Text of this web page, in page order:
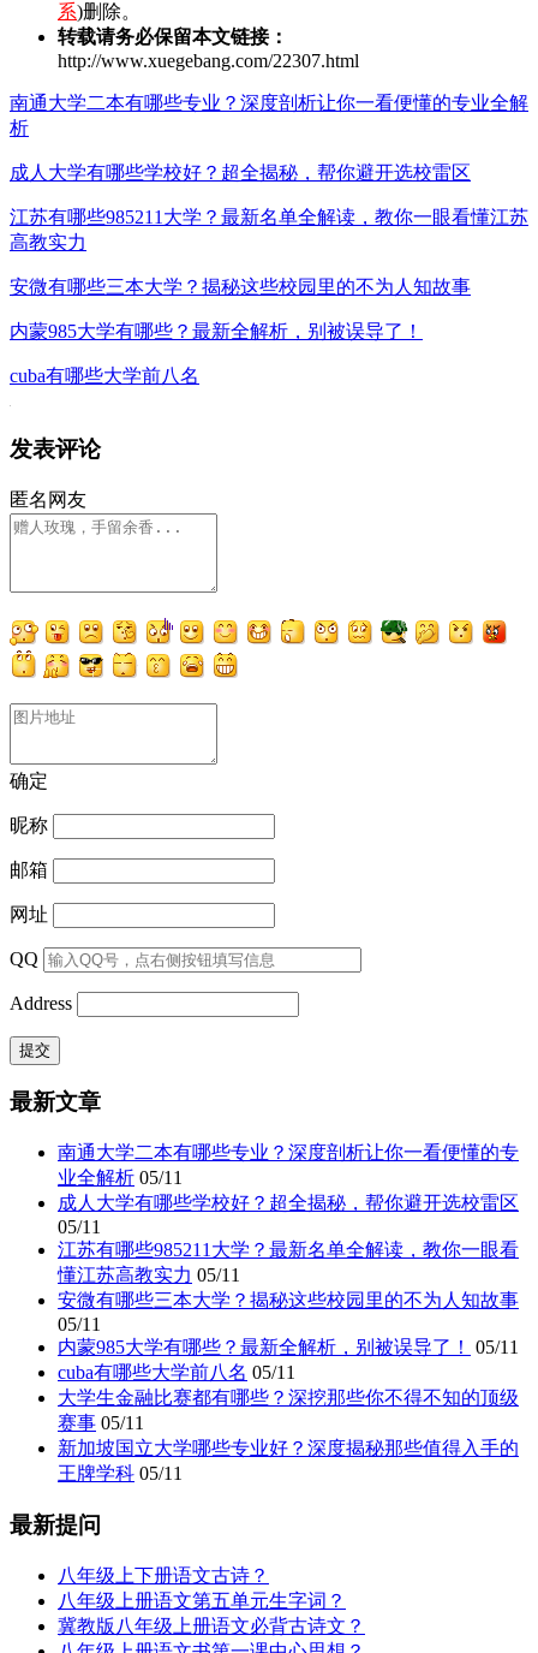
系)删除。
转载请务必保留本文链接：
http://www.xuegebang.com/22307.html
南通大学二本有哪些专业？深度剖析让你一看便懂的专业全解
析
成人大学有哪些学校好？超全揭秘，帮你避开选校雷区
江苏有哪些985211大学？最新名单全解读，教你一眼看懂江苏
高教实力
安微有哪些三本大学？揭秘这些校园里的不为人知故事
内蒙985大学有哪些？最新全解析，别被误导了！
cuba有哪些大学前八名
发表评论
匿名网友
确定
昵称
邮箱
网址
QQ
Address
最新文章
南通大学二本有哪些专业？深度剖析让你一看便懂的专
业全解析 05/11
成人大学有哪些学校好？超全揭秘，帮你避开选校雷区
05/11
江苏有哪些985211大学？最新名单全解读，教你一眼看
懂江苏高教实力 05/11
安微有哪些三本大学？揭秘这些校园里的不为人知故事
05/11
内蒙985大学有哪些？最新全解析，别被误导了！
05/11
cuba有哪些大学前八名 05/11
大学生金融比赛都有哪些？深挖那些你不得不知的顶级
赛事 05/11
新加坡国立大学哪些专业好？深度揭秘那些值得入手的
王牌学科 05/11
最新提问
八年级上下册语文古诗？
八年级上册语文第五单元生字词？
冀教版八年级上册语文必背古诗文？